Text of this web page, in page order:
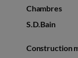
Chambres
S.D.Bain
Construction